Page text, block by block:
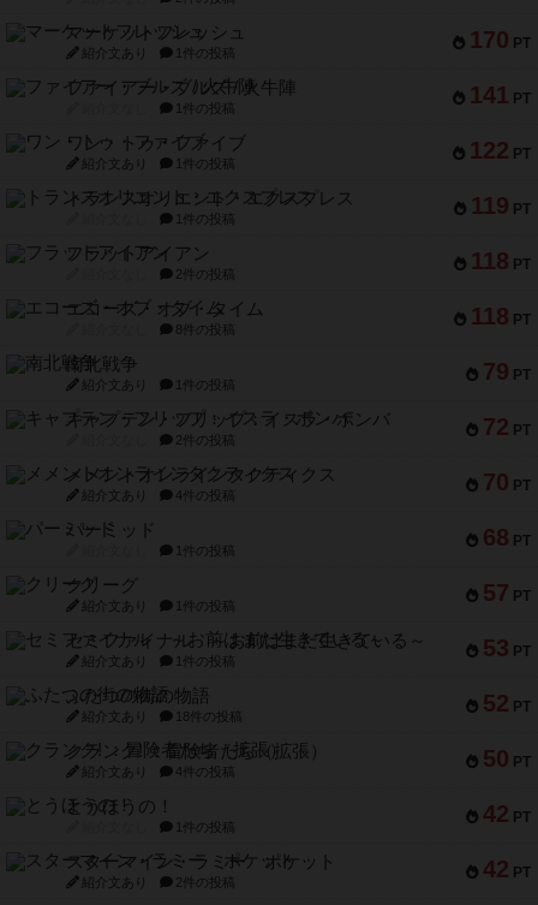
170 PT
マーケットフレッシュ
紹介文あり 1件の投稿
141 PT
ファイアー・ブルズ / 火牛陣
1件の投稿
122 PT
ワン・トゥ・ファイブ
紹介文あり 1件の投稿
119 PT
トランスオリエント・エクスプレス
1件の投稿
118 PT
フラットアイアン
2件の投稿
118 PT
エコーズ・オブ・タイム
8件の投稿
79 PT
南北戦争
紹介文あり 1件の投稿
72 PT
キャプテン・フリップ：イスラ・ボンバ
2件の投稿
70 PT
メメントオンラインタクティクス
紹介文あり 4件の投稿
68 PT
パーミッド
1件の投稿
57 PT
クリーグ
紹介文あり 1件の投稿
53 PT
セミファイナル ～お前はまだ生きている～
紹介文あり 1件の投稿
52 PT
ふたつの街の物語
紹介文あり 18件の投稿
50 PT
クランク! ：冒険者たち（拡張）
紹介文あり 4件の投稿
42 PT
とうほうの！
1件の投稿
42 PT
スターマイン・ラミー ポケット
紹介文あり 2件の投稿